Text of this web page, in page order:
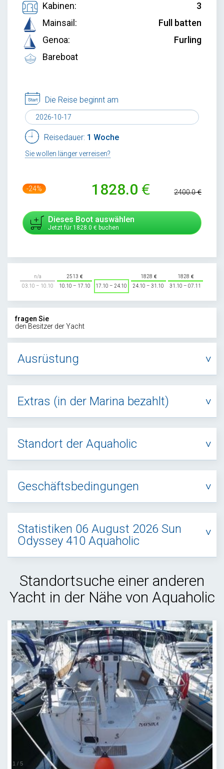
Kabinen:
3
Mainsail:
Full batten
Genoa:
Furling
Bareboat
Die Reise beginnt am
Reisedauer: 1 Woche
Sie wollen länger verreisen?
-24% 1828.0 2400.0
Dieses Boot auswählen
Jetzt für 1828.0 buchen
n/a
03.10 – 10.10
2513
10.10 – 17.10
17.10 – 24.10
1828
24.10 – 31.10
1828
31.10 – 07.11
fragen Sie
den Besitzer der Yacht
Ausrüstung
Extras (in der Marina bezahlt)
Standort der Aquaholic
Geschäftsbedingungen
Statistiken 06 August 2026 Sun
Odyssey 410 Aquaholic
Standortsuche einer anderen
Yacht in der Nähe von Aquaholic
1 / 5